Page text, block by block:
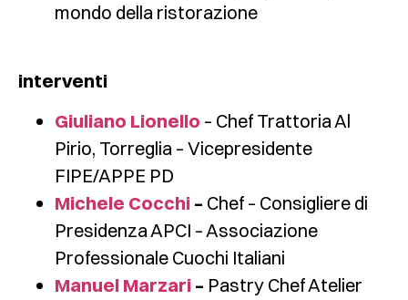
mondo della ristorazione
interventi
Giuliano Lionello – Chef Trattoria Al
Pirio, Torreglia – Vicepresidente
FIPE/APPE PD
Michele Cocchi – Chef – Consigliere di
Presidenza APCI – Associazione
Professionale Cuochi Italiani
Manuel Marzari – Pastry Chef Atelier